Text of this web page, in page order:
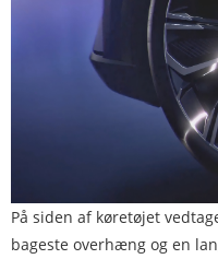
På siden af ​​køretøjet
bageste overhæng og en